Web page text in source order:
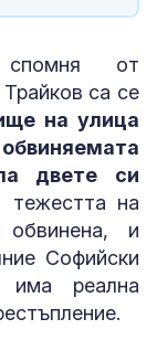
от
са се
на улица
двете си
тежестта на
и
Софийски
има реална